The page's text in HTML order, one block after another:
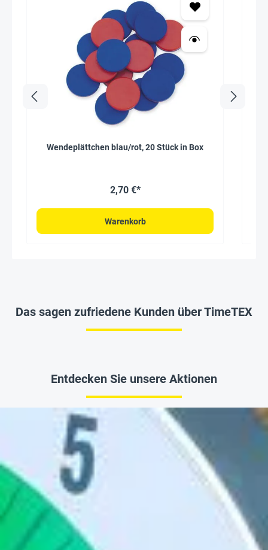
Wendeplättchen blau/rot, 20 Stück in Box
2,70 €*
Warenkorb
Das sagen zufriedene Kunden über TimeTEX
Entdecken Sie unsere Aktionen